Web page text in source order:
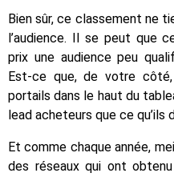
Bien sûr, ce classement ne
l’audience. Il se peut que
prix une audience peu
Est-ce que, de votre
portails dans le haut du
lead acheteurs que ce qu’ils
Et comme chaque année,
des réseaux qui ont